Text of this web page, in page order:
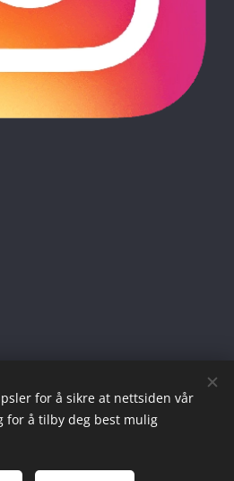
for å sikre at nettsiden vår
for å tilby deg best mulig